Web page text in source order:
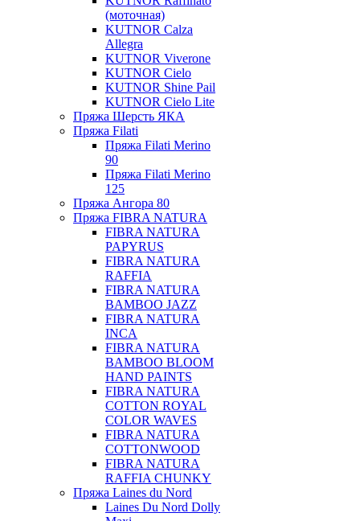
(моточная)
KUTNOR Calza
Allegra
KUTNOR Viverone
KUTNOR Cielo
KUTNOR Shine Pail
KUTNOR Cielo Lite
Пряжа Шерсть ЯКА
Пряжа Filati
Пряжа Filati Merino
90
Пряжа Filati Merino
125
Пряжа Ангора 80
Пряжа FIBRA NATURA
FIBRA NATURA
PAPYRUS
FIBRA NATURA
RAFFIA
FIBRA NATURA
BAMBOO JAZZ
FIBRA NATURA
INCA
FIBRA NATURA
BAMBOO BLOOM
HAND PAINTS
FIBRA NATURA
COTTON ROYAL
COLOR WAVES
FIBRA NATURA
COTTONWOOD
FIBRA NATURA
RAFFIA CHUNKY
Пряжа Laines du Nord
Laines Du Nord Dolly